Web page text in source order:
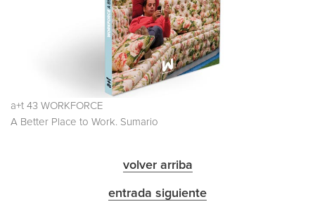
a+t 43 WORKFORCE
A Better Place to Work. Sumario
volver arriba
entrada siguiente